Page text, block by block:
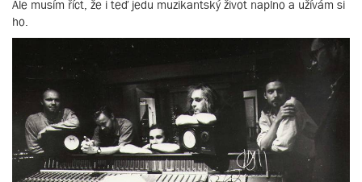
Ale musím říct, že i teď jedu muzikantský život naplno a užívám si
ho.